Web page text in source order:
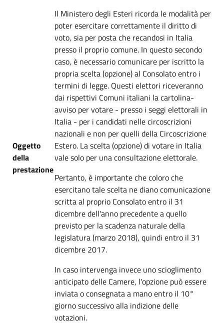
Oggetto
della
prestazione
Il Ministero degli Esteri ricorda le modalità per
poter esercitare correttamente il diritto di
voto, sia per posta che recandosi in Italia
presso il proprio comune. In questo secondo
caso, è necessario comunicare per iscritto la
propria scelta (opzione) al Consolato entro i
termini di legge. Questi elettori riceveranno
dai rispettivi Comuni italiani la cartolina-
avviso per votare - presso i seggi elettorali in
Italia - per i candidati nelle circoscrizioni
nazionali e non per quelli della Circoscrizione
Estero. La scelta (opzione) di votare in Italia
vale solo per una consultazione elettorale.
Pertanto, è importante che coloro che
esercitano tale scelta ne diano comunicazione
scritta al proprio Consolato entro il 31
dicembre dell'anno precedente a quello
previsto per la scadenza naturale della
legislatura (marzo 2018), quindi entro il 31
dicembre 2017.
In caso intervenga invece uno scioglimento
anticipato delle Camere, l'opzione può essere
inviata o consegnata a mano entro il 10°
giorno successivo alla indizione delle
votazioni.